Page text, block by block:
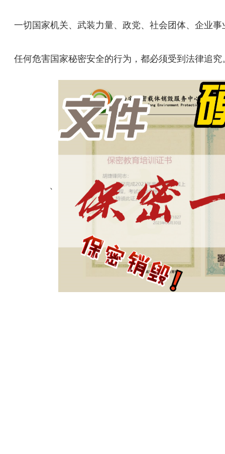
一切国家机关、武装力量、政党、社会团体、企业
任何危害国家秘密安全的行为，都必须受到法律追究
、